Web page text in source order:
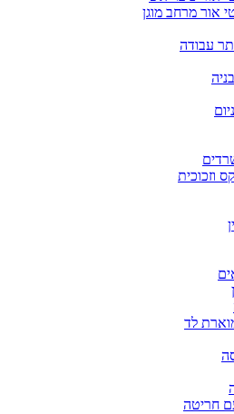
אור מרחב מוגן
עבודה
וזכוכית
לד
חריטה